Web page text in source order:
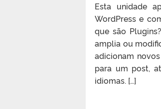
Esta unidade
WordPress e
que são
amplia ou
adicionam
para um post,
idiomas. […]